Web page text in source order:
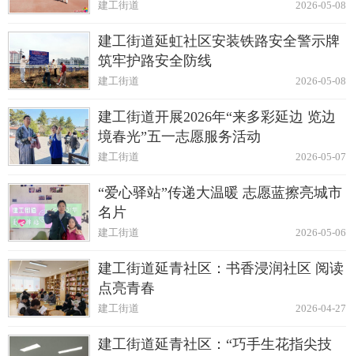
2026-05-08
建工街道
建工街道延虹社区安装铁路安全警示牌
筑牢护路安全防线
2026-05-08
建工街道
建工街道开展2026年“来多彩延边 览边
境春光”五一志愿服务活动
2026-05-07
建工街道
“爱心驿站”传递大温暖 志愿蓝擦亮城市
名片
2026-05-06
建工街道
建工街道延青社区：书香浸润社区 阅读
点亮青春
2026-04-27
建工街道
建工街道延青社区：“巧手生花指尖技